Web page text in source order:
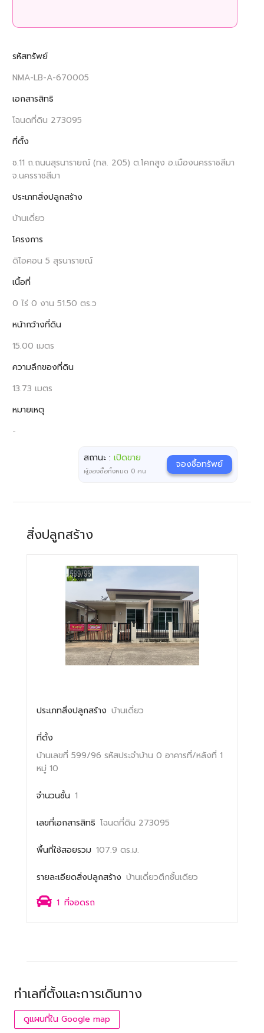
รหัสทรัพย์
NMA-LB-A-670005
เอกสารสิทธิ
โฉนดที่ดิน 273095
ที่ตั้ง
ซ.11 ถ.ถนนสุรนารายณ์ (ทล. 205) ต.โคกสูง อ.เมืองนครราชสีมา
จ.นครราชสีมา
ประเภทสิ่งปลูกสร้าง
บ้านเดี่ยว
โครงการ
ดิไอคอน 5 สุรนารายณ์
เนื้อที่
0 ไร่ 0 งาน 51.50 ตร.ว
หน้ากว้างที่ดิน
15.00 เมตร
ความลึกของที่ดิน
13.73 เมตร
หมายเหตุ
-
สถานะ :เปิดขาย
ผู้จองซื้อทั้งหมด 0 คน
จองซื้อทรัพย์
สิ่งปลูกสร้าง
ประเภทสิ่งปลูกสร้าง บ้านเดี่ยว
ที่ตั้ง
บ้านเลขที่ 599/96 รหัสประจำบ้าน 0 อาคารที่/หลังที่ 1
หมู่ 10
จำนวนชั้น 1
เลขที่เอกสารสิทธิ โฉนดที่ดิน 273095
พื้นที่ใช้สอยรวม 107.9 ตร.ม.
รายละเอียดสิ่งปลูกสร้าง บ้านเดี่ยวตึกชั้นเดียว
1 ที่จอดรถ
ทำเลที่ตั้งและการเดินทาง
ดูแผนที่ใน Google map